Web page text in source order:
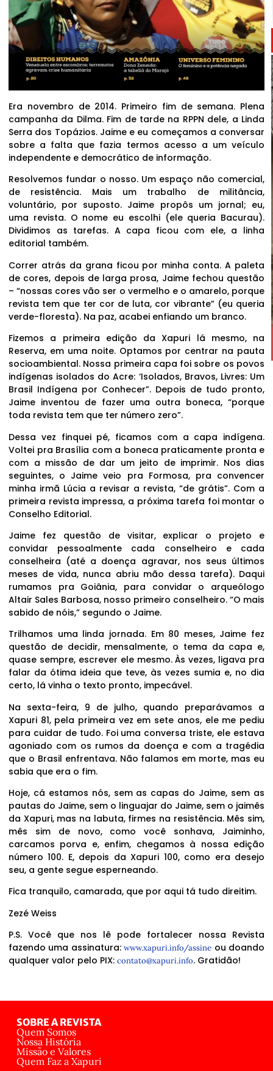
Era novembro de 2014. Primeiro fim de semana. Plena
campanha da Dilma. Fim de tarde na RPPN dele, a Linda
Serra dos Topázios. Jaime e eu começamos a conversar
sobre a falta que fazia termos acesso a um veículo
independente e democrático de informação.
Resolvemos fundar o nosso. Um espaço não comercial,
de resistência. Mais um trabalho de militância,
voluntário, por suposto. Jaime propôs um jornal; eu,
uma revista. O nome eu escolhi (ele queria Bacurau).
Dividimos as tarefas. A capa ficou com ele, a linha
editorial também.
Correr atrás da grana ficou por minha conta. A paleta
de cores, depois de larga prosa, Jaime fechou questão
– “nossas cores vão ser o vermelho e o amarelo, porque
revista tem que ter cor de luta, cor vibrante” (eu queria
verde-floresta). Na paz, acabei enfiando um branco.
Fizemos a primeira edição da Xapuri lá mesmo, na
Reserva, em uma noite. Optamos por centrar na pauta
socioambiental. Nossa primeira capa foi sobre os povos
indígenas isolados do Acre: ‘Isolados, Bravos, Livres: Um
Brasil Indígena por Conhecer”. Depois de tudo pronto,
Jaime inventou de fazer uma outra boneca, “porque
toda revista tem que ter número zero”.
Dessa vez finquei pé, ficamos com a capa indígena.
Voltei pra Brasília com a boneca praticamente pronta e
com a missão de dar um jeito de imprimir. Nos dias
seguintes, o Jaime veio pra Formosa, pra convencer
minha irmã Lúcia a revisar a revista, “de grátis”. Com a
primeira revista impressa, a próxima tarefa foi montar o
Conselho Editorial.
Jaime fez questão de visitar, explicar o projeto e
convidar pessoalmente cada conselheiro e cada
conselheira (até a doença agravar, nos seus últimos
meses de vida, nunca abriu mão dessa tarefa). Daqui
rumamos pra Goiânia, para convidar o arqueólogo
Altair Sales Barbosa, nosso primeiro conselheiro. “O mais
sabido de nóis,” segundo o Jaime.
Trilhamos uma linda jornada. Em 80 meses, Jaime fez
questão de decidir, mensalmente, o tema da capa e,
quase sempre, escrever ele mesmo. Às vezes, ligava pra
falar da ótima ideia que teve, às vezes sumia e, no dia
certo, lá vinha o texto pronto, impecável.
Na sexta-feira, 9 de julho, quando preparávamos a
Xapuri 81, pela primeira vez em sete anos, ele me pediu
para cuidar de tudo. Foi uma conversa triste, ele estava
agoniado com os rumos da doença e com a tragédia
que o Brasil enfrentava. Não falamos em morte, mas eu
sabia que era o fim.
Hoje, cá estamos nós, sem as capas do Jaime, sem as
pautas do Jaime, sem o linguajar do Jaime, sem o jaimês
da Xapuri, mas na labuta, firmes na resistência. Mês sim,
mês sim de novo, como você sonhava, Jaiminho,
carcamos porva e, enfim, chegamos à nossa edição
número 100. E, depois da Xapuri 100, como era desejo
seu, a gente segue esperneando.
Fica tranquilo, camarada, que por aqui tá tudo direitim.
Zezé Weiss
P.S. Você que nos lê pode fortalecer nossa Revista
fazendo uma assinatura:www.xapuri.info/assine ou doando
qualquer valor pelo PIX: contato@xapuri.info. Gratidão!
SOBRE A REVISTA
Quem Somos
Nossa História
Missão e Valores
Quem Faz a Xapuri